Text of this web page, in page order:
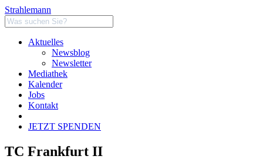
Strahlemann
Aktuelles
Newsblog
Newsletter
Mediathek
Kalender
Jobs
Kontakt
JETZT SPENDEN
TC Frankfurt II